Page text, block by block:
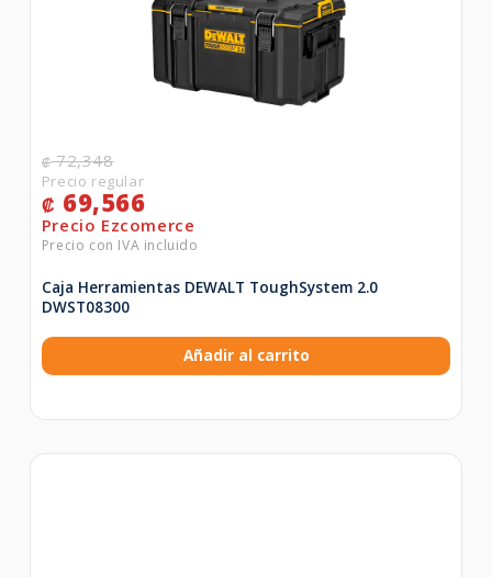
₡72,348
₡ 69,566
Caja Herramientas DEWALT ToughSystem 2.0
DWST08300
Añadir al carrito